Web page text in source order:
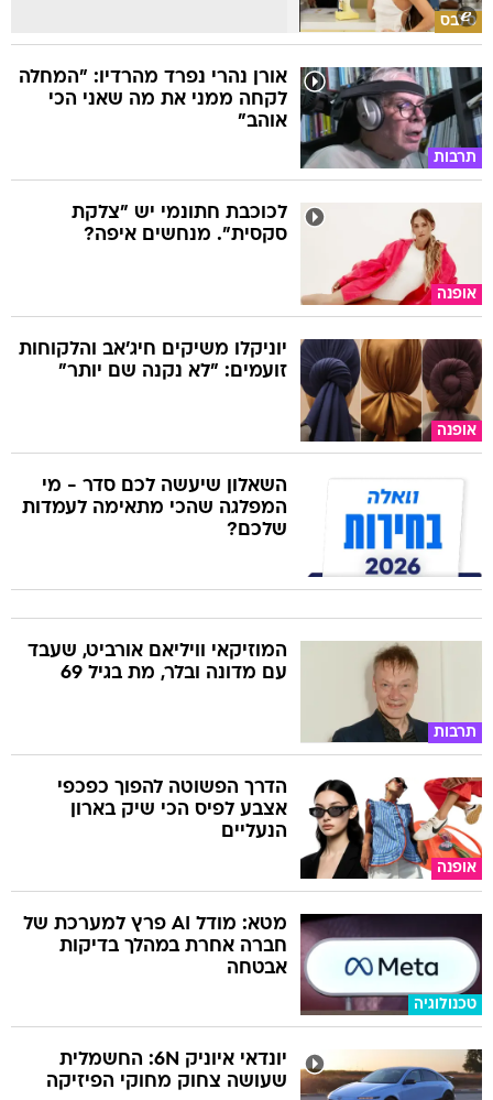
סלבס
תרבות
אורן נהרי נפרד מהרדיו: "המחלה
לקחה ממני את מה שאני הכי
אוהב"
אופנה
לכוכבת חתונמי יש "צלקת
סקסית". מנחשים איפה?
אופנה
יוניקלו משיקים חיג'אב והלקוחות
זועמים: "לא נקנה שם יותר"
השאלון שיעשה לכם סדר - מי
המפלגה שהכי מתאימה לעמדות
שלכם?
תרבות
המוזיקאי וויליאם אורביט, שעבד
עם מדונה ובלר, מת בגיל 69
אופנה
הדרך הפשוטה להפוך כפכפי
אצבע לפיס הכי שיק בארון
הנעליים
טכנולוגיה
מטא: מודל AI פרץ למערכת של
חברה אחרת במהלך בדיקות
אבטחה
יונדאי איוניק 6N: החשמלית
שעושה צחוק מחוקי הפיזיקה